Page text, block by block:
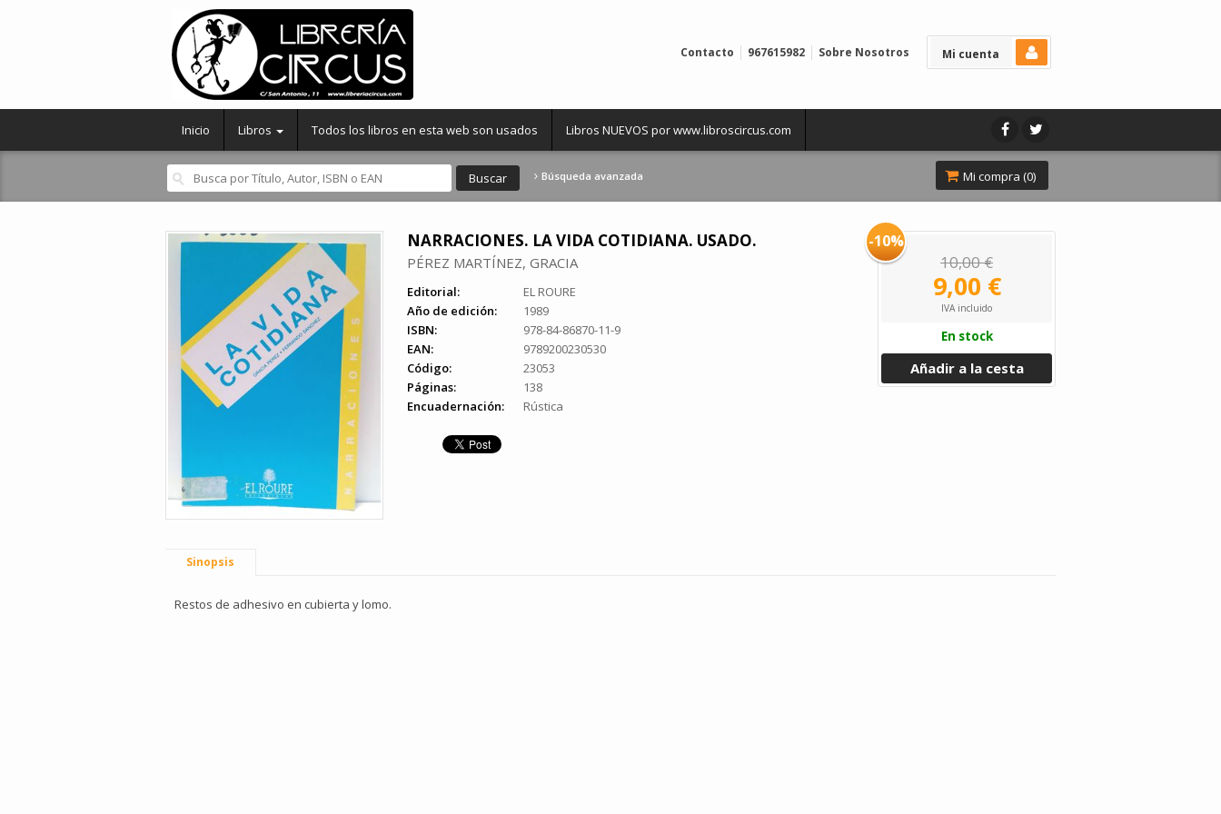
Mi cuenta
Contacto 967615982 Sobre Nosotros
Inicio Libros Todos los libros en esta web son usados Libros NUEVOS por www.libroscircus.com
Búsqueda avanzada Mi compra (0)
NARRACIONES. LA VIDA COTIDIANA. USADO.
PÉREZ MARTÍNEZ, GRACIA
Editorial:
EL ROURE
Año de edición:
1989
ISBN:
978-84-86870-11-9
EAN:
9789200230530
Código:
23053
Páginas:
138
Encuadernación:
Rústica
-10%
10,00 €
9,00 €
IVA incluido
En stock
Añadir a la cesta
Sinopsis
Restos de adhesivo en cubierta y lomo.